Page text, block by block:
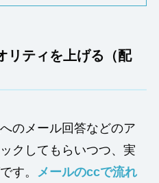
リティを上げる（配
のメール回答などのア
クしてもらいつつ、実
す。 メールのccで流れ